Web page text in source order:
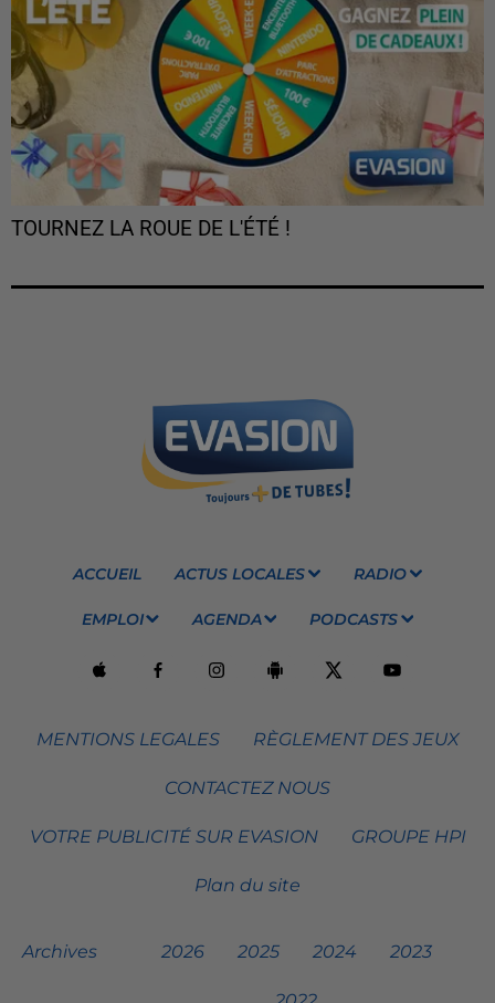
TOURNEZ LA ROUE DE L'ÉTÉ !
ACCUEIL ACTUS LOCALES RADIO
EMPLOI AGENDA PODCASTS
MENTIONS LEGALES RÈGLEMENT DES JEUX
CONTACTEZ NOUS
VOTRE PUBLICITÉ SUR EVASION GROUPE HPI
Plan du site
Archives 2026 2025 2024 2023